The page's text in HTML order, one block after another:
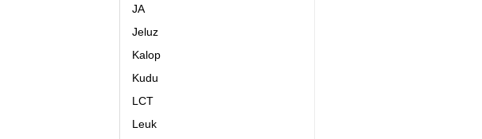
JA
Jeluz
Kalop
Kudu
LCT
Leuk